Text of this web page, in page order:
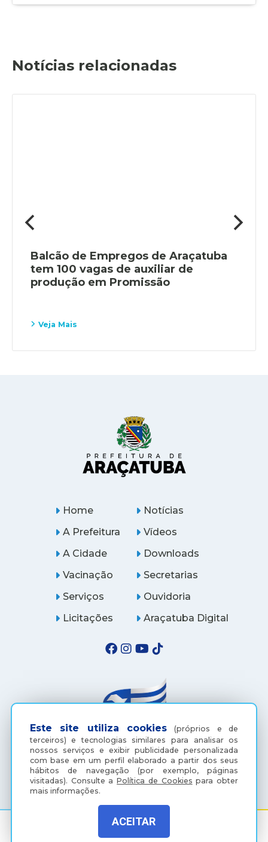
Notícias relacionadas
Balcão de Empregos de Araçatuba
tem 100 vagas de auxiliar de
produção em Promissão
Veja Mais
Este site utiliza cookies (próprios e de
terceiros) e tecnologias similares para analisar os
nossos serviços e exibir publicidade personalizada
com base em um perfil elaborado a partir dos seus
hábitos de navegação (por exemplo, páginas
visitadas). Consulte aPolítica de Cookies para obter
mais informações.
ACEITAR
Home
A Prefeitura
A Cidade
Notícias
Vídeos
Downloads
Vacinação
Serviços
Licitações
Secretarias
Ouvidoria
Araçatuba Digital
(18) 3607-6500